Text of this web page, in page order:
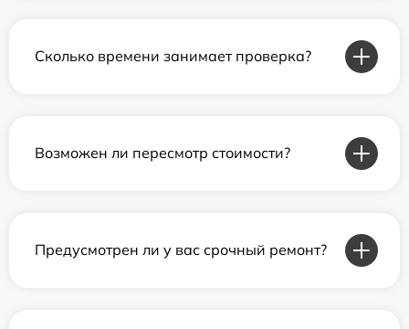
Сколько времени занимает проверка?
Возможен ли пересмотр стоимости?
Предусмотрен ли у вас срочный ремонт?